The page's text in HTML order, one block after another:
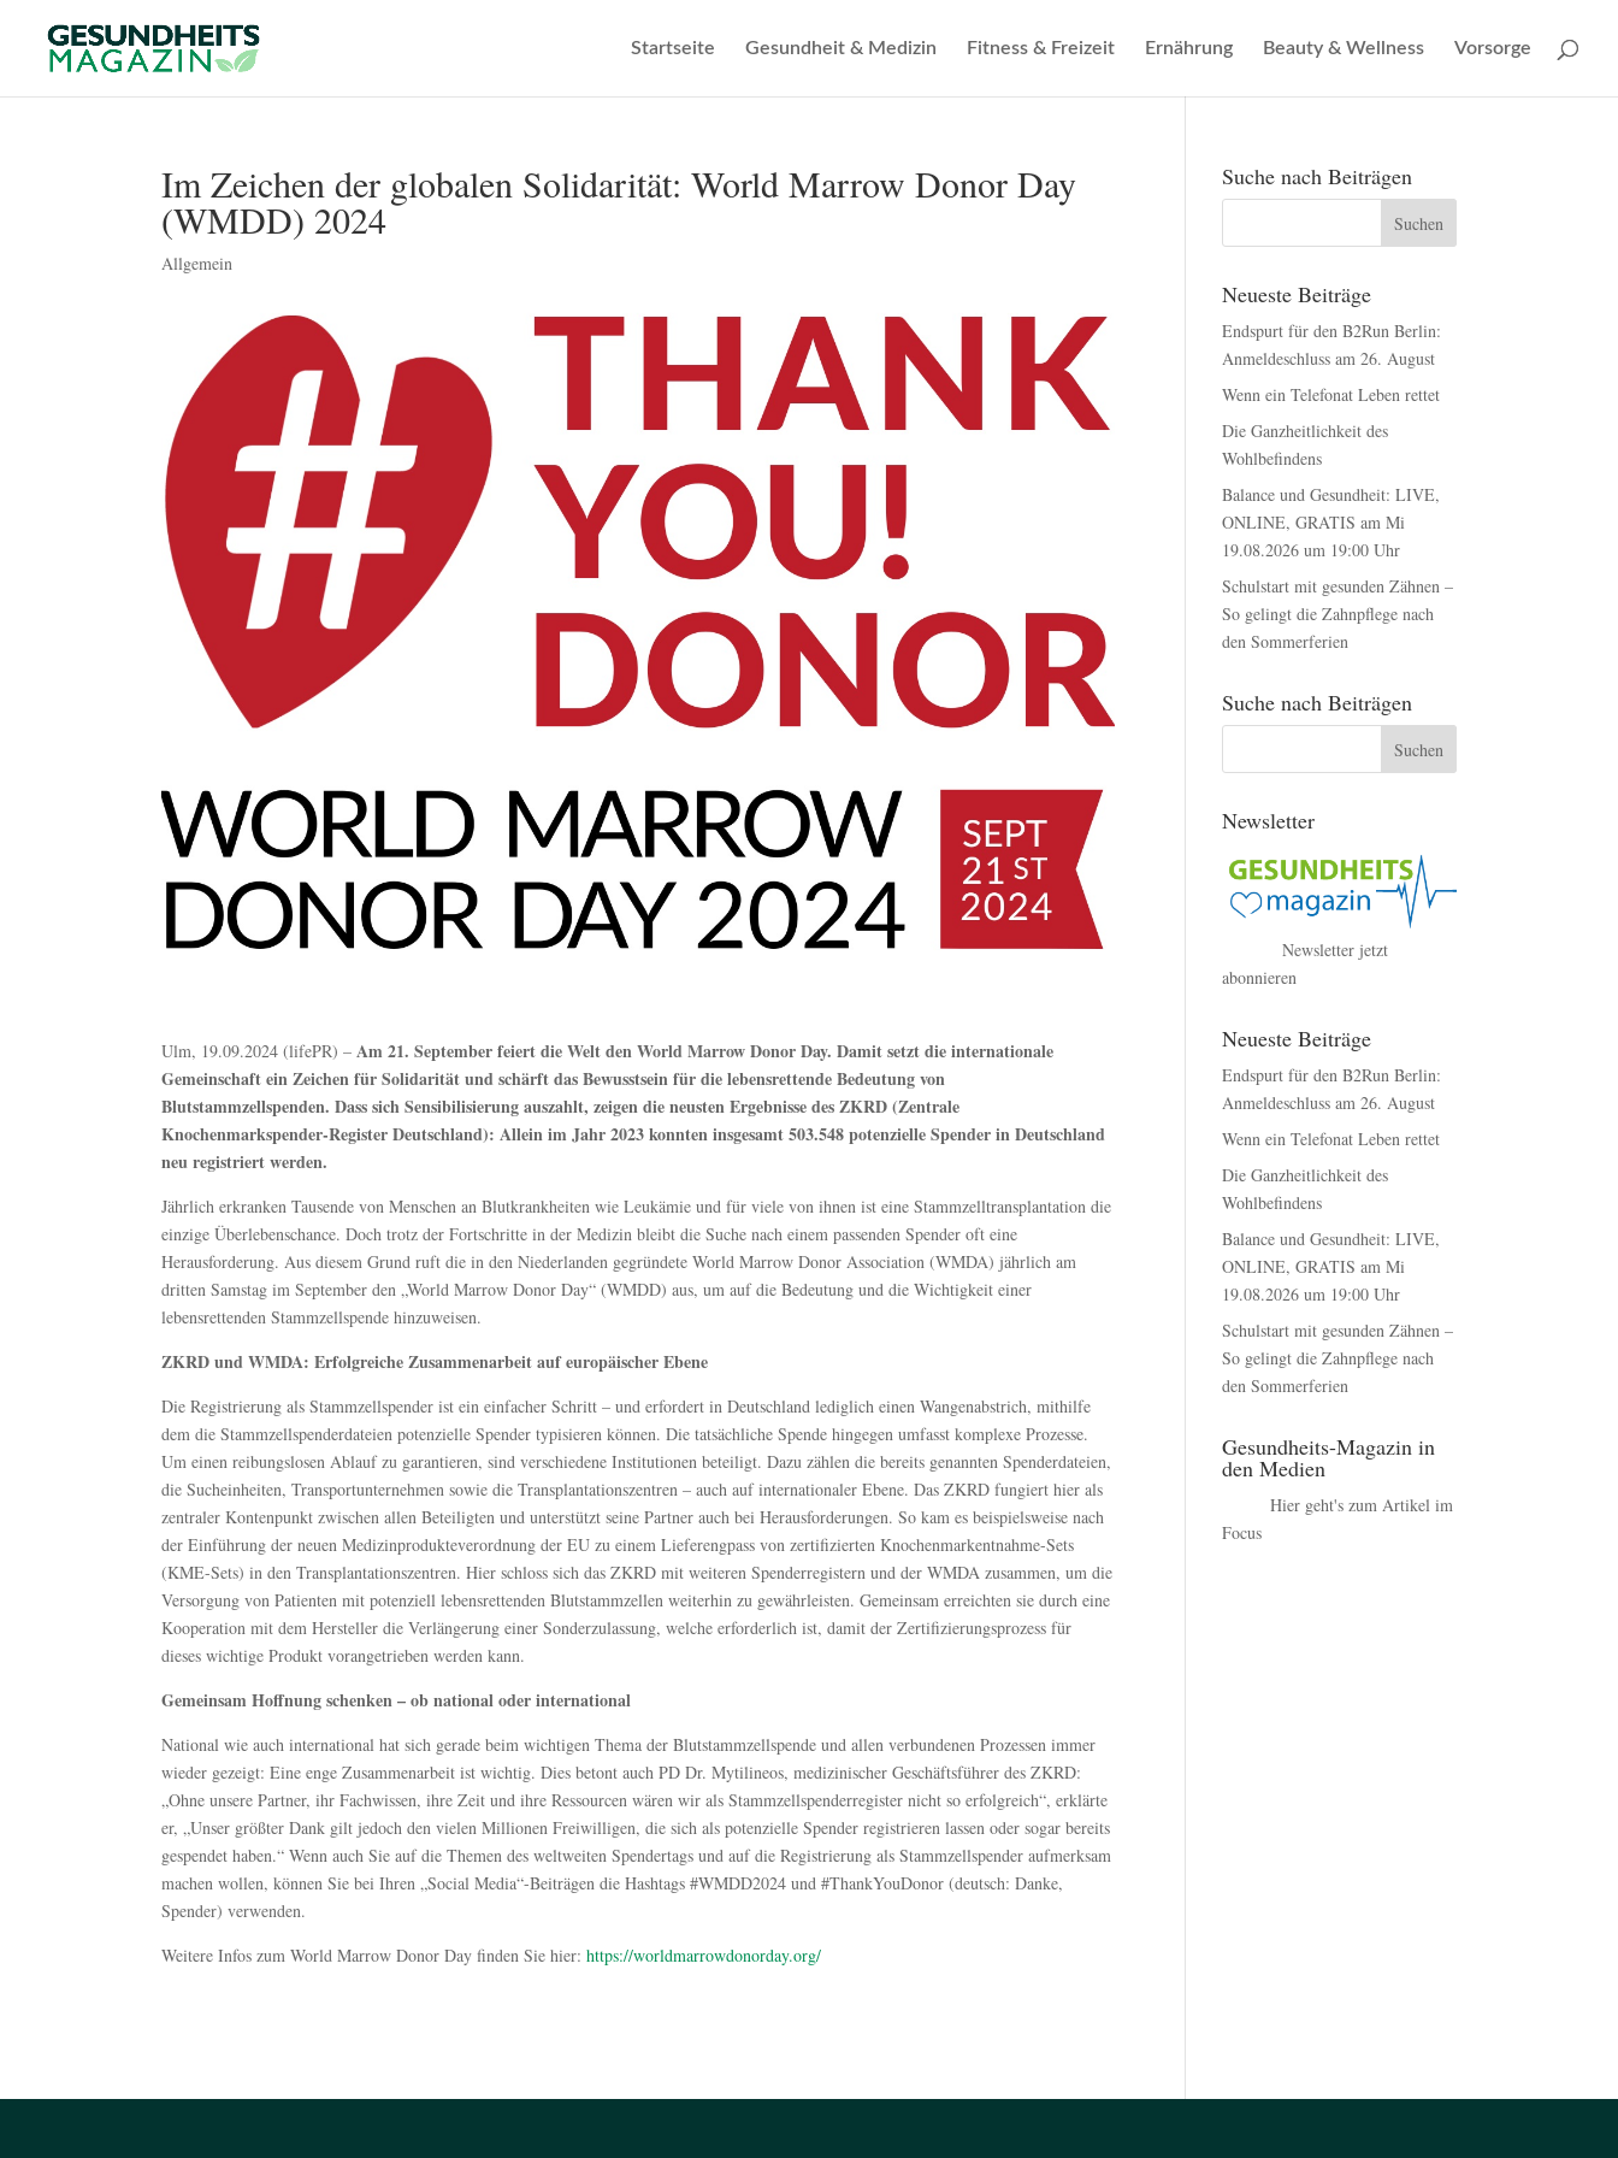
Startseite Gesundheit & Medizin Fitness & Freizeit Ernährung Beauty & Wellness Vorsorge
Im Zeichen der globalen Solidarität: World Marrow Donor Day
(WMDD) 2024
Allgemein
Ulm, 19.09.2024 (lifePR) –Am 21. September feiert die Welt den World Marrow Donor Day. Damit setzt die internationale
Gemeinschaft ein Zeichen für Solidarität und schärft das Bewusstsein für die lebensrettende Bedeutung von
Blutstammzellspenden. Dass sich Sensibilisierung auszahlt, zeigen die neusten Ergebnisse des ZKRD (Zentrale
Knochenmarkspender-Register Deutschland): Allein im Jahr 2023 konnten insgesamt 503.548 potenzielle Spender in Deutschland
neu registriert werden.
Jährlich erkranken Tausende von Menschen an Blutkrankheiten wie Leukämie und für viele von ihnen ist eine Stammzelltransplantation die
einzige Überlebenschance. Doch trotz der Fortschritte in der Medizin bleibt die Suche nach einem passenden Spender oft eine
Herausforderung. Aus diesem Grund ruft die in den Niederlanden gegründete World Marrow Donor Association (WMDA) jährlich am
dritten Samstag im September den „World Marrow Donor Day“ (WMDD) aus, um auf die Bedeutung und die Wichtigkeit einer
lebensrettenden Stammzellspende hinzuweisen.
ZKRD und WMDA: Erfolgreiche Zusammenarbeit auf europäischer Ebene
Die Registrierung als Stammzellspender ist ein einfacher Schritt – und erfordert in Deutschland lediglich einen Wangenabstrich, mithilfe
dem die Stammzellspenderdateien potenzielle Spender typisieren können. Die tatsächliche Spende hingegen umfasst komplexe Prozesse.
Um einen reibungslosen Ablauf zu garantieren, sind verschiedene Institutionen beteiligt. Dazu zählen die bereits genannten Spenderdateien,
die Sucheinheiten, Transportunternehmen sowie die Transplantationszentren – auch auf internationaler Ebene. Das ZKRD fungiert hier als
zentraler Kontenpunkt zwischen allen Beteiligten und unterstützt seine Partner auch bei Herausforderungen. So kam es beispielsweise nach
der Einführung der neuen Medizinprodukteverordnung der EU zu einem Lieferengpass von zertifizierten Knochenmarkentnahme-Sets
(KME-Sets) in den Transplantationszentren. Hier schloss sich das ZKRD mit weiteren Spenderregistern und der WMDA zusammen, um die
Versorgung von Patienten mit potenziell lebensrettenden Blutstammzellen weiterhin zu gewährleisten. Gemeinsam erreichten sie durch eine
Kooperation mit dem Hersteller die Verlängerung einer Sonderzulassung, welche erforderlich ist, damit der Zertifizierungsprozess für
dieses wichtige Produkt vorangetrieben werden kann.
Gemeinsam Hoffnung schenken – ob national oder international
National wie auch international hat sich gerade beim wichtigen Thema der Blutstammzellspende und allen verbundenen Prozessen immer
wieder gezeigt: Eine enge Zusammenarbeit ist wichtig. Dies betont auch PD Dr. Mytilineos, medizinischer Geschäftsführer des ZKRD:
„Ohne unsere Partner, ihr Fachwissen, ihre Zeit und ihre Ressourcen wären wir als Stammzellspenderregister nicht so erfolgreich“, erklärte
er, „Unser größter Dank gilt jedoch den vielen Millionen Freiwilligen, die sich als potenzielle Spender registrieren lassen oder sogar bereits
gespendet haben.“ Wenn auch Sie auf die Themen des weltweiten Spendertags und auf die Registrierung als Stammzellspender aufmerksam
machen wollen, können Sie bei Ihren „Social Media“-Beiträgen die Hashtags #WMDD2024 und #ThankYouDonor (deutsch: Danke,
Spender) verwenden.
Weitere Infos zum World Marrow Donor Day finden Sie hier:https://worldmarrowdonorday.org/
Suche nach Beiträgen
Neueste Beiträge
Endspurt für den B2Run Berlin:
Anmeldeschluss am 26. August
Wenn ein Telefonat Leben rettet
Die Ganzheitlichkeit des
Wohlbefindens
Balance und Gesundheit: LIVE,
ONLINE, GRATIS am Mi
19.08.2026 um 19:00 Uhr
Schulstart mit gesunden Zähnen –
So gelingt die Zahnpflege nach
den Sommerferien
Suche nach Beiträgen
Newsletter
Newsletter jetzt
abonnieren
Neueste Beiträge
Endspurt für den B2Run Berlin:
Anmeldeschluss am 26. August
Wenn ein Telefonat Leben rettet
Die Ganzheitlichkeit des
Wohlbefindens
Balance und Gesundheit: LIVE,
ONLINE, GRATIS am Mi
19.08.2026 um 19:00 Uhr
Schulstart mit gesunden Zähnen –
So gelingt die Zahnpflege nach
den Sommerferien
Gesundheits-Magazin in
den Medien
Hier geht's zum Artikel im
Focus